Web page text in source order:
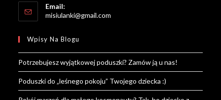
Email:
misiulanki@gmail.com
Wpisy Na Blogu
Potrzebujesz wyjątkowej poduszki? Zamów ją u nas!
Poduszki do „leśnego pokoju” Twojego dziecka :)